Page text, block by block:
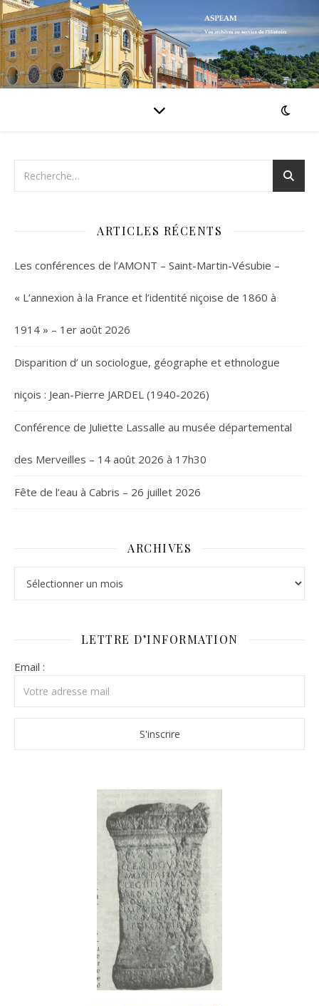
ARTICLES RÉCENTS
Les conférences de l’AMONT – Saint-Martin-Vésubie –
« L’annexion à la France et l’identité niçoise de 1860 à
1914 » – 1er août 2026
Disparition d’ un sociologue, géographe et ethnologue
niçois : Jean-Pierre JARDEL (1940-2026)
Conférence de Juliette Lassalle au musée départemental
des Merveilles – 14 août 2026 à 17h30
Fête de l’eau à Cabris – 26 juillet 2026
ARCHIVES
LETTRE D’INFORMATION
Email :